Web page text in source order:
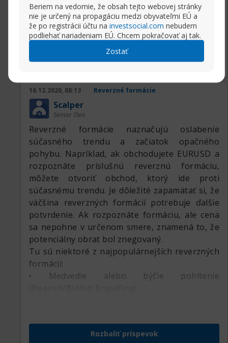
Beriem na vedomie, že obsah tejto webovej stránky
nie je určený na propagáciu medzi obyvateľmi EÚ a
že po registrácii účtu na investsocial.com nebudem
podliehať nariadeniam EÚ. Chcem pokračovať aj tak.
Zostať
predchádzajúcu sviečku.
16.12.2020, 08:13 Reverzné formácie
Scalper
Senior člen
Reverzné formácie naznačujú oslabenie
súčasného trendu a začiatok opačného
pohybu. Napríklad, ak obchodujete EURUSD a
rozpoznáte príslušnú reverznú formáciu,
môžete otvoriť obchod, ktorý ide proti
súčasnému trendu. Je dôležité zapamätať si, že
väčšina reverzných formácií potrebuje ďalšie
potvrdenie. Ak rozpoznáte formáciu, ale cena
sa nepohne v určenom smere, znamená to, že
potenciálny obrat bol znegovaný.
Tu sú niektoré z najpopulárnejších reverzných
formácií:
• Medvedie alebo býčie pohltenie
• Kladivo a prevrátene kladivo
(Hammer/Inverted hammer)
Rozbaliť príspevok